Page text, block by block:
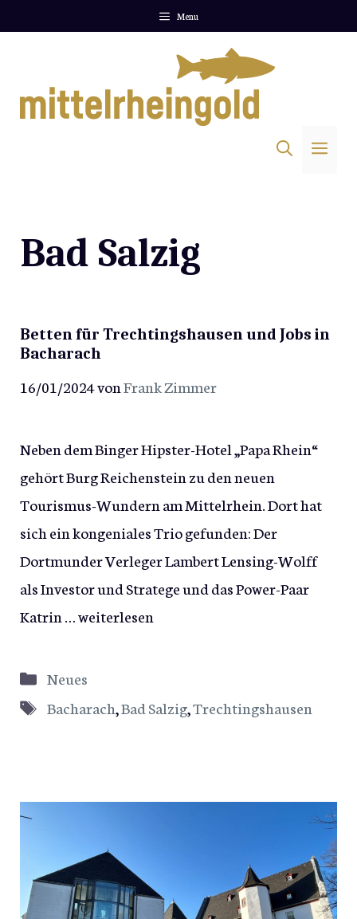
Menu
Bad Salzig
Betten für Trechtingshausen und Jobs in
Bacharach
16/01/2024vonFrank Zimmer
Neben dem Binger Hipster-Hotel „Papa Rhein“
gehört Burg Reichenstein zu den neuen
Tourismus-Wundern am Mittelrhein. Dort hat
sich ein kongeniales Trio gefunden: Der
Dortmunder Verleger Lambert Lensing-Wolff
als Investor und Stratege und das Power-Paar
Katrin …weiterlesen
Kategorien
Neues
Schlagwörter
Bacharach,Bad Salzig,Trechtingshausen